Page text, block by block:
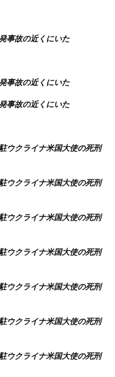
事故の近くにいた
事故の近くにいた
事故の近くにいた
ウクライナ米国大使の死刑
ウクライナ米国大使の死刑
ウクライナ米国大使の死刑
ウクライナ米国大使の死刑
ウクライナ米国大使の死刑
ウクライナ米国大使の死刑
ウクライナ米国大使の死刑